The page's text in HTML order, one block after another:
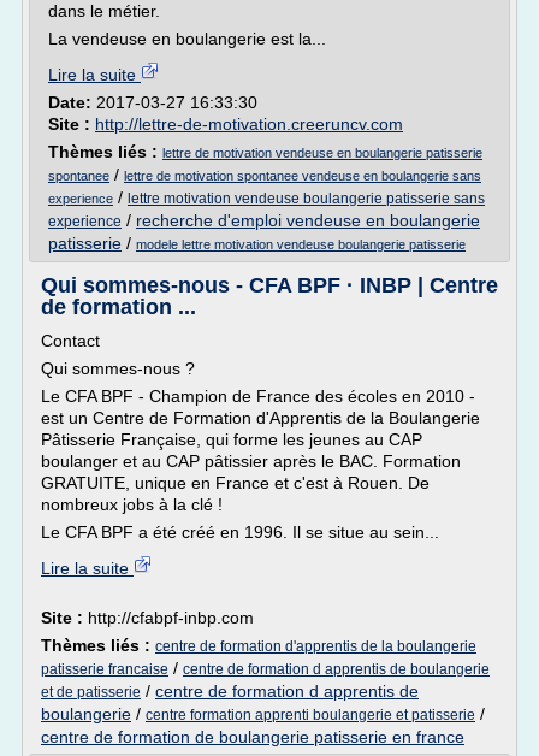
dans le métier.
La vendeuse en boulangerie est la...
Lire la suite
Date: 2017-03-27 16:33:30
Site : http://lettre-de-motivation.creeruncv.com
Thèmes liés : lettre de motivation vendeuse en boulangerie patisserie
spontanee / lettre de motivation spontanee vendeuse en boulangerie sans
experience / lettre motivation vendeuse boulangerie patisserie sans
experience / recherche d'emploi vendeuse en boulangerie
patisserie / modele lettre motivation vendeuse boulangerie patisserie
Qui sommes-nous - CFA BPF · INBP | Centre
de formation ...
Contact
Qui sommes-nous ?
Le CFA BPF - Champion de France des écoles en 2010 -
est un Centre de Formation d'Apprentis de la Boulangerie
Pâtisserie Française, qui forme les jeunes au CAP
boulanger et au CAP pâtissier après le BAC. Formation
GRATUITE, unique en France et c'est à Rouen. De
nombreux jobs à la clé !
Le CFA BPF a été créé en 1996. Il se situe au sein...
Lire la suite
Site : http://cfabpf-inbp.com
Thèmes liés : centre de formation d'apprentis de la boulangerie
patisserie francaise / centre de formation d apprentis de boulangerie
et de patisserie / centre de formation d apprentis de
boulangerie / centre formation apprenti boulangerie et patisserie /
centre de formation de boulangerie patisserie en france